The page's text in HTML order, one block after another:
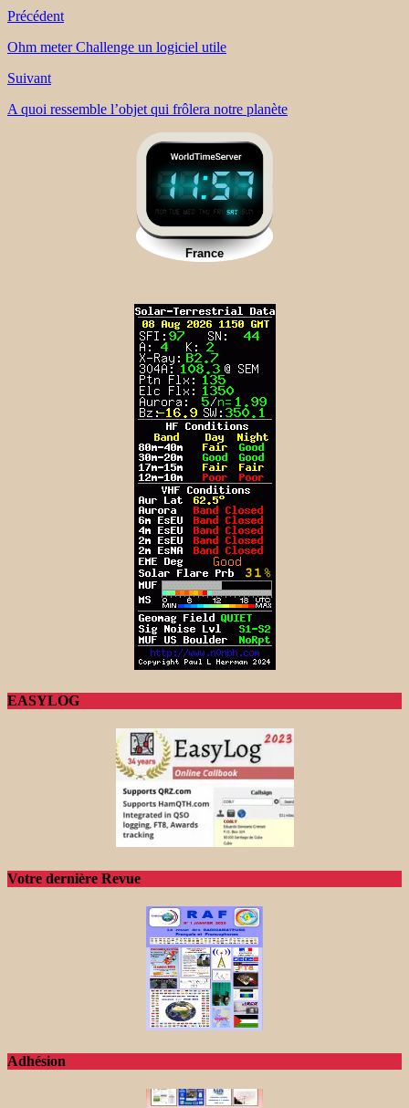
Précédent
Ohm meter Challenge un logiciel utile
Suivant
A quoi ressemble l’objet qui frôlera notre planète
EASYLOG
Votre dernière Revue
Adhésion